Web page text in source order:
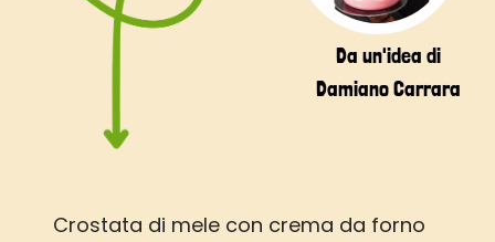
Da un'idea di
Damiano Carrara
Crostata di mele con crema da forno